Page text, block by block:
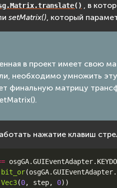
, в
setMatrix(), который
в проект имеет свою
необходимо умножить
финальную матрицу
нажатие клавиш
osgGA.GUIEventAdapter.
bit_or(osgGA.GUIEventAdapter.
Vec3(0, step, 0))